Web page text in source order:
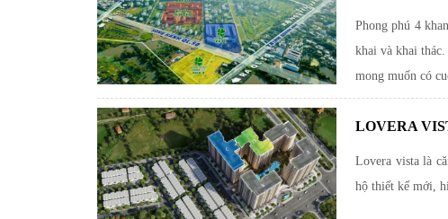
Phong phú 4
khai và khai
mong muốn có
LOVERA
Lovera vista là
hộ thiết kế mới,